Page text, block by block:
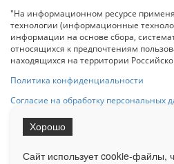
"На информационном ресурсе
технологии (информационные
информации на основе сбора,
относящихся к предпочтениям
находящихся на территории
Политика конфиденциальности
Согласие на обработку персональных
на Сетевое издание «ОрелТаймс»
Сайт использует cookie-файлы,
Хорошо